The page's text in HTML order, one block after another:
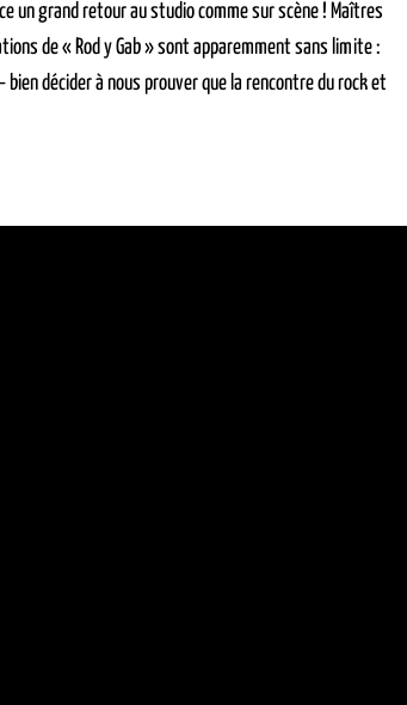
un grand retour au studio comme sur scène ! Maîtres
de « Rod y Gab » sont apparemment sans limite :
décider à nous prouver que la rencontre du rock et